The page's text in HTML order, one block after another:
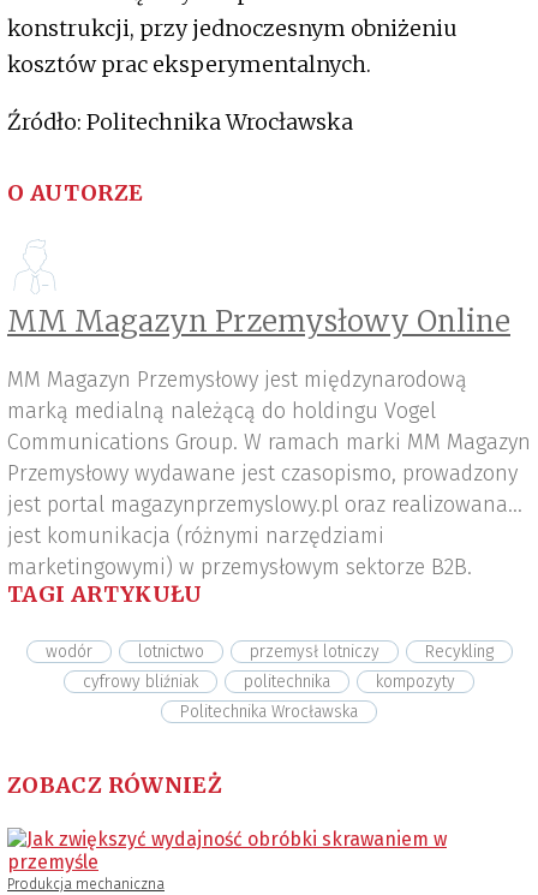
konstrukcji, przy jednoczesnym obniżeniu
kosztów prac eksperymentalnych.
Źródło: Politechnika Wrocławska
O AUTORZE
MM Magazyn Przemysłowy Online
MM Magazyn Przemysłowy jest międzynarodową
marką medialną należącą do holdingu Vogel
Communications Group. W ramach marki MM Magazyn
Przemysłowy wydawane jest czasopismo, prowadzony
jest portal magazynprzemyslowy.pl oraz realizowana
jest komunikacja (różnymi narzędziami
marketingowymi) w przemysłowym sektorze B2B.
TAGI ARTYKUŁU
wodór lotnictwo przemysł lotniczy
Recykling
cyfrowy bliźniak
politechnika
kompozyty
Politechnika Wrocławska
ZOBACZ RÓWNIEŻ
Produkcja mechaniczna